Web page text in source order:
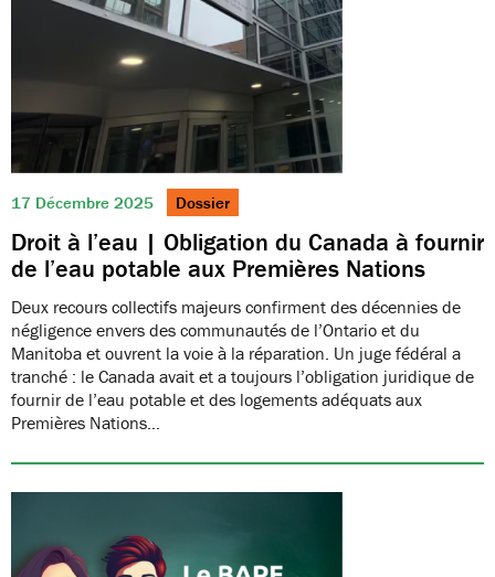
17 Décembre 2025 Dossier
Droit à l’eau | Obligation du Canada à fournir
de l’eau potable aux Premières Nations
Deux recours collectifs majeurs confirment des décennies de
négligence envers des communautés de l’Ontario et du
Manitoba et ouvrent la voie à la réparation. Un juge fédéral a
tranché : le Canada avait et a toujours l’obligation juridique de
fournir de l’eau potable et des logements adéquats aux
Premières Nations…